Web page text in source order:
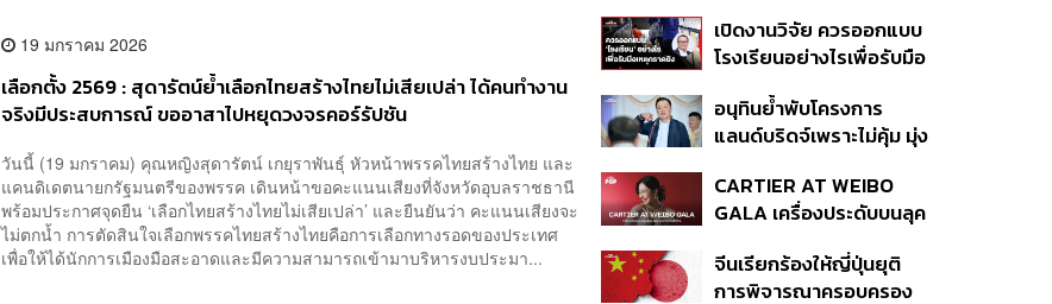
19 มกราคม 2026
เลือกตั้ง 2569 : สุดารัตน์ย้ำเลือกไทยสร้างไทยไม่เสียเปล่า ได้คนทำงาน
จริงมีประสบการณ์ ขออาสาไปหยุดวงจรคอร์รัปชัน
วันนี้ (19 มกราคม) คุณหญิงสุดารัตน์ เกยุราพันธุ์ หัวหน้าพรรคไทยสร้างไทย และ
แคนดิเดตนายกรัฐมนตรีของพรรค เดินหน้าขอคะแนนเสียงที่จังหวัดอุบลราชธานี
พร้อมประกาศจุดยืน ‘เลือกไทยสร้างไทยไม่เสียเปล่า’ และยืนยันว่า คะแนนเสียงจะ
ไม่ตกน้ำ การตัดสินใจเลือกพรรคไทยสร้างไทยคือการเลือกทางรอดของประเทศ
เพื่อให้ได้นักการเมืองมือสะอาดและมีความสามารถเข้ามาบริหารงบประมา...
ตามคำสั่งทุเลาของศาล
เปิดงานวิจัย ควรออกแบบ
โรงเรียนอย่างไรเพื่อรับมือ
อนุทินย้ำพับโครงการ
แลนด์บริดจ์เพราะไม่คุ้ม มุ่ง
รองรับอ่าวไทย-อันดามัน
CARTIER AT WEIBO
GALA เครื่องประดับบนลุค
สำคัญ
จีนเรียกร้องให้ญี่ปุ่นยุติ
การพิจารณาครอบครอง